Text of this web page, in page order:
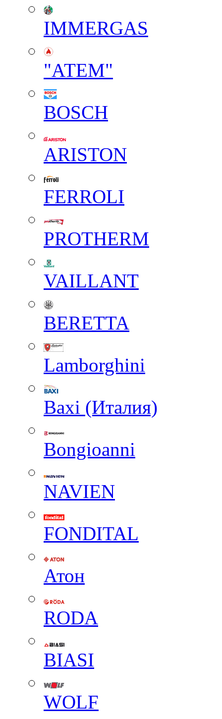
IMMERGAS
"АТЕМ"
BOSCH
ARISTON
FERROLI
PROTHERM
VAILLANT
BERETTA
Lamborghini
Baxi (Италия)
Вongioanni
NAVIEN
FONDITAL
Атон
RODA
BIASI
WOLF